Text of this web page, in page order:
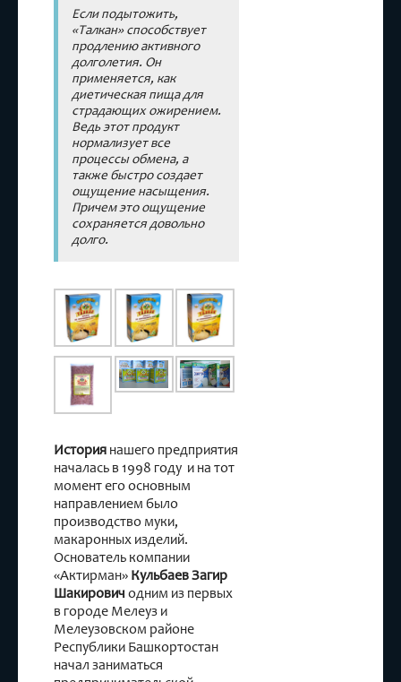
Если подытожить,
«Талкан» способствует
продлению активного
долголетия. Он
применяется, как
диетическая пища для
страдающих ожирением.
Ведь этот продукт
нормализует все
процессы обмена, а
также быстро создает
ощущение насыщения.
Причем это ощущение
сохраняется довольно
долго.
История нашего предприятия
началась в 1998 году и на тот
момент его основным
направлением было
производство муки,
макаронных изделий.
Основатель компании
«Актирман» Кульбаев Загир
Шакировичодним из первых
в городе Мелеуз и
Мелеузовском районе
Республики Башкортостан
начал заниматься